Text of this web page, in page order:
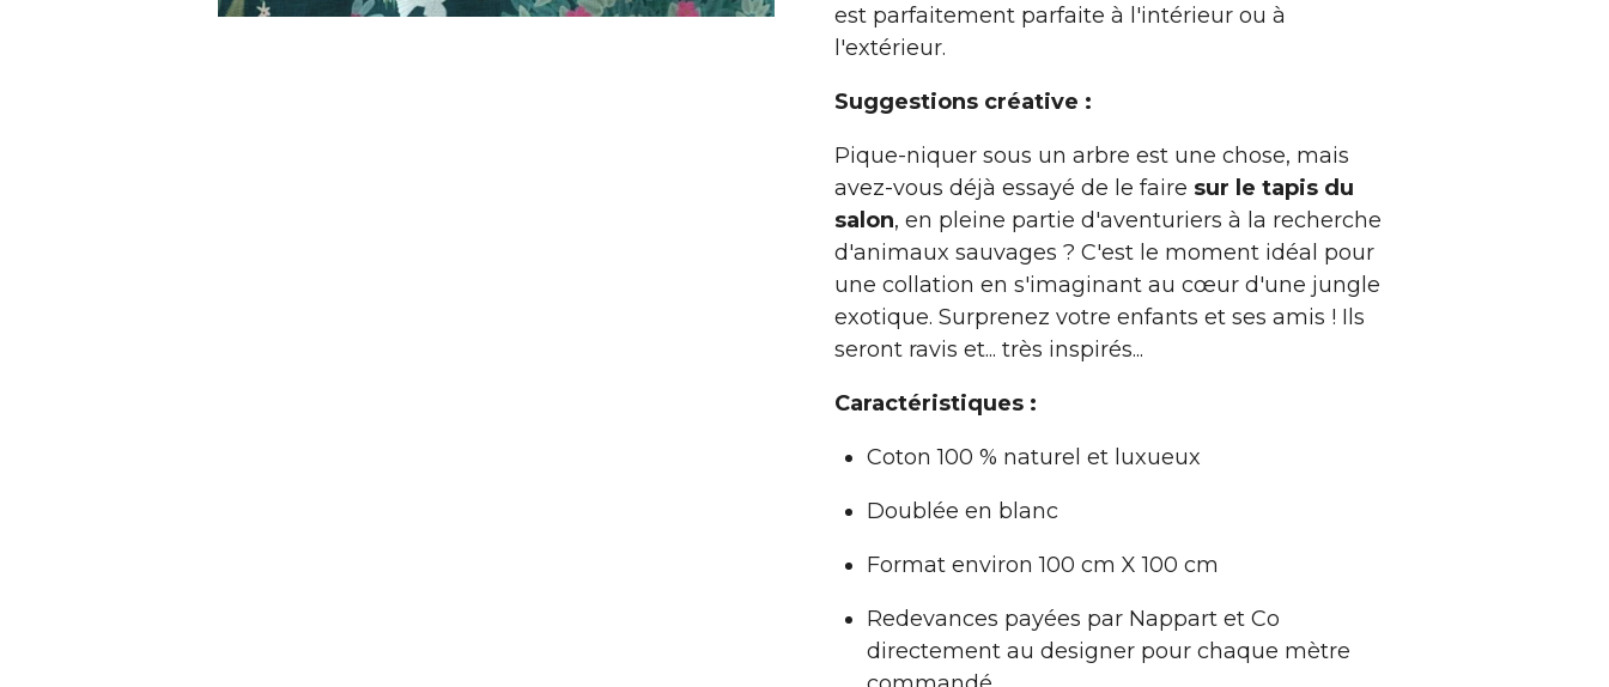
est parfaitement parfaite à l'intérieur ou à
l'extérieur.
Suggestions créative :
Pique-niquer sous un arbre est une chose, mais
avez-vous déjà essayé de le faire sur le tapis du
salon, en pleine partie d'aventuriers à la recherche
d'animaux sauvages ? C'est le moment idéal pour
une collation en s'imaginant au cœur d'une jungle
exotique. Surprenez votre enfants et ses amis ! Ils
seront ravis et... très inspirés...
Caractéristiques :
Coton 100 % naturel et luxueux
Doublée en blanc
Format environ 100 cm X 100 cm
Redevances payées par Nappart et Co
directement au designer pour chaque mètre